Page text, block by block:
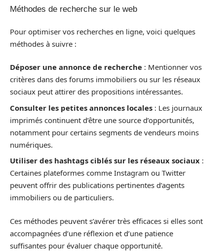
Méthodes de recherche sur le web
Pour optimiser vos recherches en ligne, voici quelques
méthodes à suivre :
Déposer une annonce de recherche : Mentionner vos
critères dans des forums immobiliers ou sur les réseaux
sociaux peut attirer des propositions intéressantes.
Consulter les petites annonces locales : Les journaux
imprimés continuent d’être une source d’opportunités,
notamment pour certains segments de vendeurs moins
numériques.
Utiliser des hashtags ciblés sur les réseaux sociaux :
Certaines plateformes comme Instagram ou Twitter
peuvent offrir des publications pertinentes d’agents
immobiliers ou de particuliers.
Ces méthodes peuvent s’avérer très efficaces si elles sont
accompagnées d’une réflexion et d’une patience
suffisantes pour évaluer chaque opportunité.